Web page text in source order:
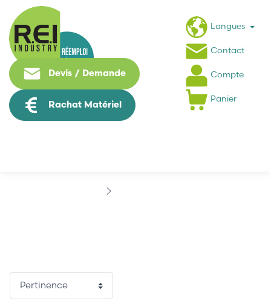
Devis / Demande
Rachat Matériel
Langues
Contact
Compte
Panier